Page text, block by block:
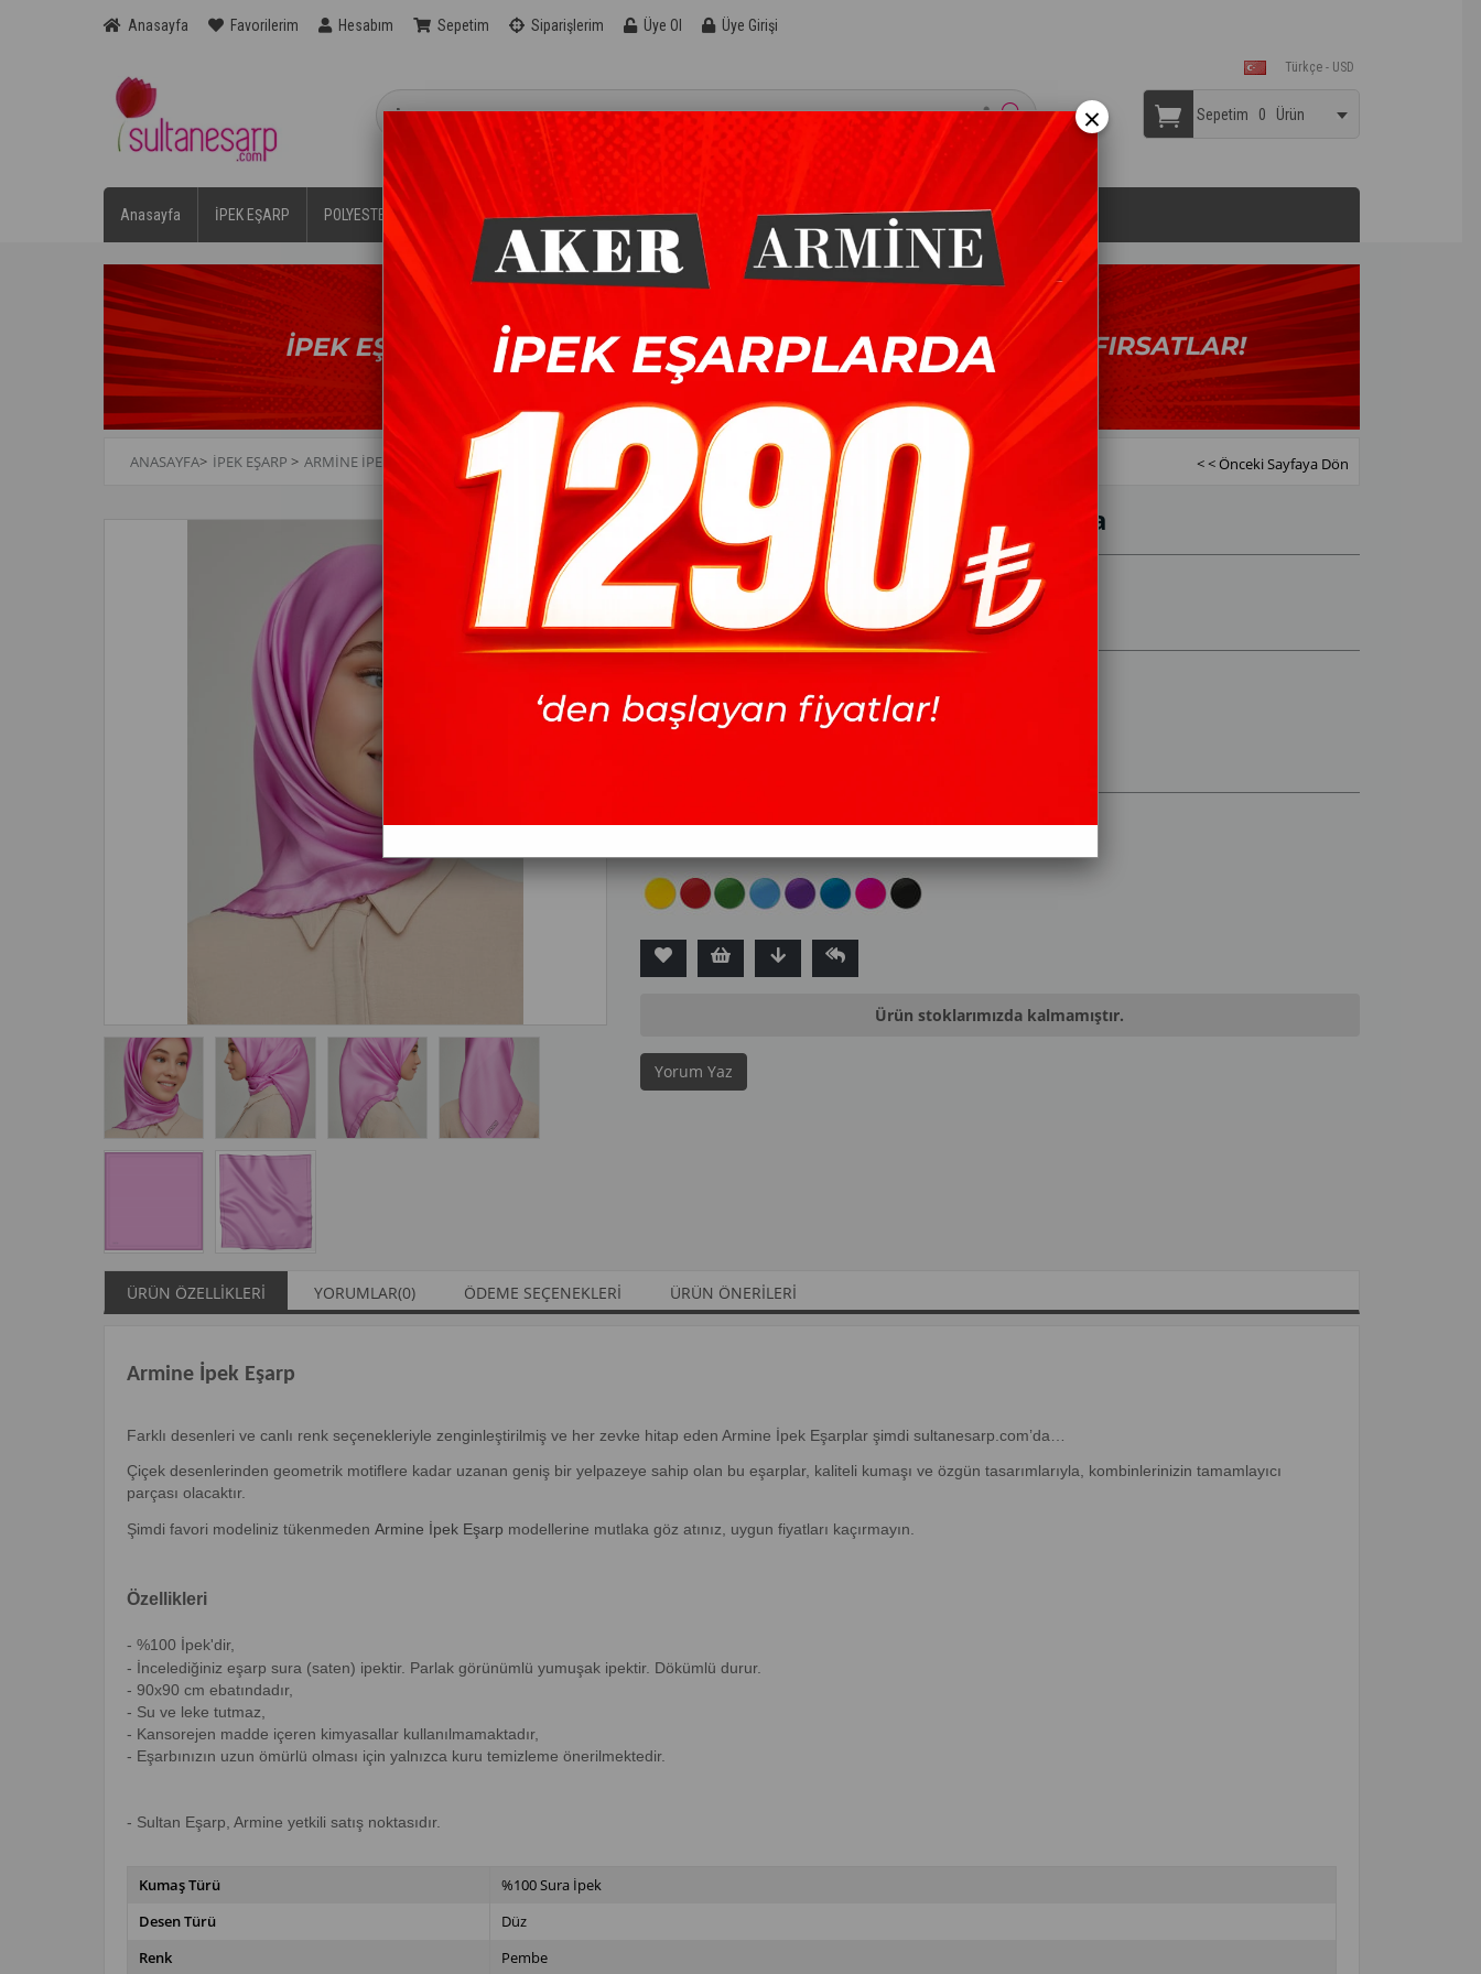
Anasayfa Favorilerim Hesabım Sepetim Siparişlerim Üye Ol Üye Girişi
Türkçe - USD
Sepetim 0 Ürün
Anasayfa İPEK EŞARP POLYESTER EŞARPLAR KOTON EŞARP ŞAL AKSESUAR FIRSAT
ANASAYFA> İPEK EŞARP > ARMİNE İPEK EŞARP ARMINE İPEK EŞARP 2021/2022 SONBAHAR KIŞ SEZONU ARMINE İPEK EŞARP - 8668D-15 - SURA < < Önceki Sayfaya Dön
Armine İpek Eşarp - 8668D-15 - Sura
Marka
Armine
İndirim Oranı
%
45 İndirim
Fiyat 82.86 USD (KDV Dahil)
Ürün stoklarımızda kalmamıştır.
Yorum Yaz
ÜRÜN ÖZELLIKLERI YORUMLAR(0) ÖDEME SEÇENEKLERI ÜRÜN ÖNERILERI
Armine İpek Eşarp
Farklı desenleri ve canlı renk seçenekleriyle zenginleştirilmiş ve her zevke hitap eden Armine İpek Eşarplar şimdi sultanesarp.com’da…
Çiçek desenlerinden geometrik motiflere kadar uzanan geniş bir yelpazeye sahip olan bu eşarplar, kaliteli kumaşı ve özgün tasarımlarıyla, kombinlerinizin tamamlayıcı
parçası olacaktır.
Şimdi favori modeliniz tükenmeden Armine İpek Eşarp modellerine mutlaka göz atınız, uygun fiyatları kaçırmayın.
Özellikleri
- %100 İpek'dir,
- İncelediğiniz eşarp sura (saten) ipektir. Parlak görünümlü yumuşak ipektir. Dökümlü durur.
- 90x90 cm ebatındadır,
- Su ve leke tutmaz,
- Kansorejen madde içeren kimyasallar kullanılmamaktadır,
- Eşarbınızın uzun ömürlü olması için yalnızca kuru temizleme önerilmektedir.
- Sultan Eşarp, Armine yetkili satış noktasıdır.
Kumaş Türü
%100 Sura İpek
Desen Türü
Düz
Renk
Pembe
×